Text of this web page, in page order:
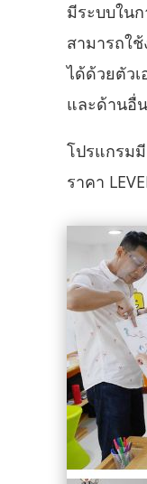
มีระบบในก
สามารถใ
ได้ด้วยตัวเ
และด้านอื่
โปรแกรมมี
ราคา